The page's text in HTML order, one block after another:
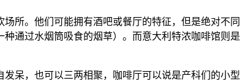
所。他们可能拥有酒吧或餐厅的特征，但是绝对不同
通过水烟筒吸食的烟草）。而意大利特浓咖啡馆则是
呆，也可以三两相聚，咖啡厅可以说是产科们的小型